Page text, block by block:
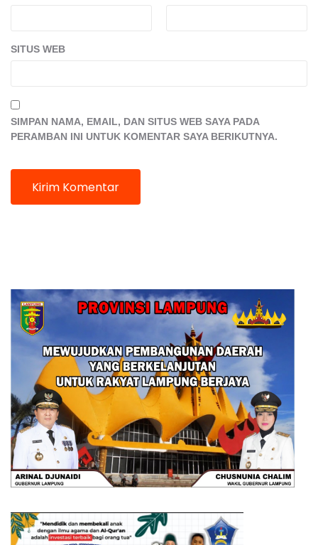
SITUS WEB
SIMPAN NAMA, EMAIL, DAN SITUS WEB SAYA PADA
PERAMBAN INI UNTUK KOMENTAR SAYA BERIKUTNYA.